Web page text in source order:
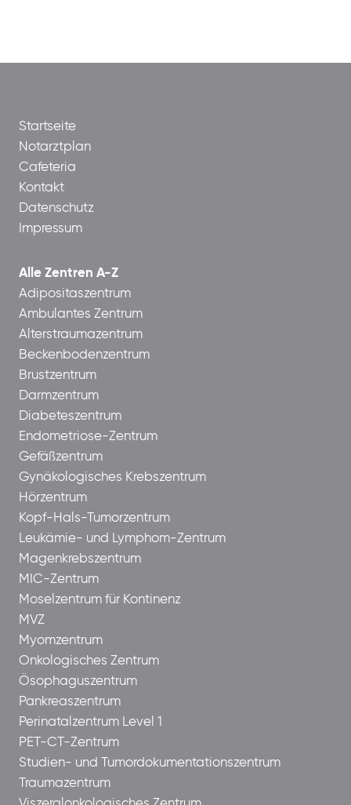
Startseite
Notarztplan
Cafeteria
Kontakt
Datenschutz
Impressum
Alle Zentren A-Z
Adipositaszentrum
Ambulantes Zentrum
Alterstraumazentrum
Beckenbodenzentrum
Brustzentrum
Darmzentrum
Diabeteszentrum
Endometriose-Zentrum
Gefäßzentrum
Gynäkologisches Krebszentrum
Hörzentrum
Kopf-Hals-Tumorzentrum
Leukämie- und Lymphom-Zentrum
Magenkrebszentrum
MIC-Zentrum
Moselzentrum für Kontinenz
MVZ
Myomzentrum
Onkologisches Zentrum
Ösophaguszentrum
Pankreaszentrum
Perinatalzentrum Level 1
PET-CT-Zentrum
Studien- und Tumordokumentationszentrum
Traumazentrum